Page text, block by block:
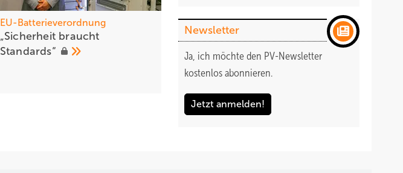
EU-Batterieverordnung
„Sic herheit braucht
Standards“
Newsletter
Ja, ich möchte den PV-Newsletter
kostenlos abonnieren.
Jetzt anmelden!